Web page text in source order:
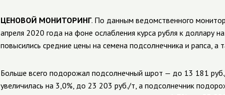
ЦЕНОВОЙ МОНИТОРИНГ. По данным ведомственного
апреля 2020 года на фоне ослабления курса рубля к доллару
повысились средние цены на семена подсолнечника и рапса, а
Больше всего подорожал подсолнечный шрот — до 13 181
увеличилась на 3,0%, до 23 203 руб./т, а подсолнечник